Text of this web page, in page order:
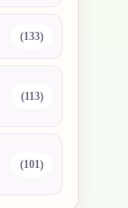
(133)
(113)
(101)